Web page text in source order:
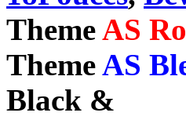
ThemeAS
ThemeAS
Black &